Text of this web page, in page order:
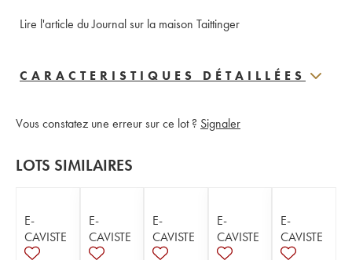
Lire l'article du Journal sur la maison Taittinger
CARACTERISTIQUES DÉTAILLÉES
Vous constatez une erreur sur ce lot ? Signaler
LOTS SIMILAIRES
E-
CAVISTE
E-
CAVISTE
E-
CAVISTE
E-
CAVISTE
E-
CAVISTE